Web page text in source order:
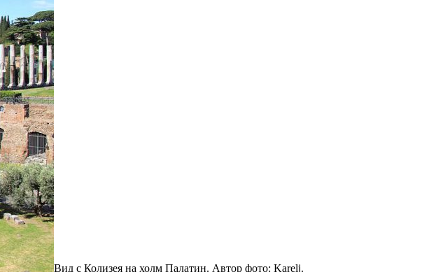
Вид с Колизея на холм Палатин. Автор фото: Karelj.